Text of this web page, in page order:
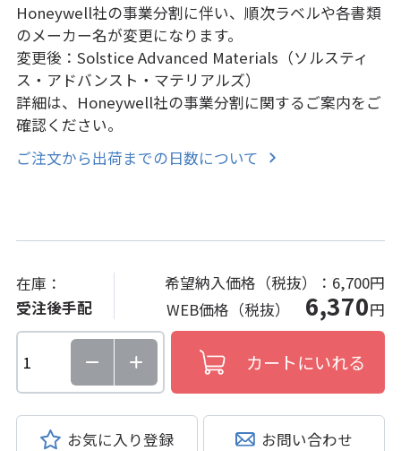
Honeywell社の事業分割に伴い、順次ラベルや各書類
のメーカー名が変更になります。
変更後：Solstice Advanced Materials（ソルスティ
ス・アドバンスト・マテリアルズ）
詳細は、Honeywell社の事業分割に関するご案内をご
確認ください。
ご注文から出荷までの日数について
在庫：
受注後手配
希望納入価格（税抜）： 6,700円
WEB価格（税抜） 6,370円
お気に入り登録 お問い合わせ